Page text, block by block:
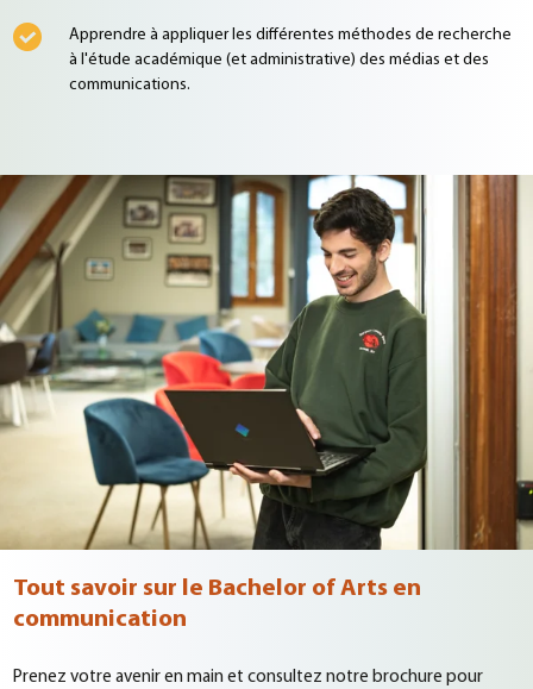
Apprendre à appliquer les différentes méthodes de recherche
à l'étude académique (et administrative) des médias et des
communications.
Tout savoir sur le Bachelor of Arts en
communication
Prenez votre avenir en main et consultez notre brochure pour